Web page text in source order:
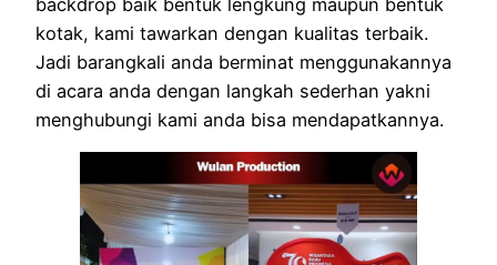
kotak, kami tawarkan dengan kualitas terbaik.
Jadi barangkali anda berminat menggunakannya
di acara anda dengan langkah sederhan yakni
menghubungi kami anda bisa mendapatkannya.